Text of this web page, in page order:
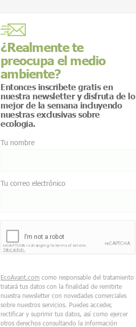
¿Realmente te
preocupa el medio
ambiente?
Entonces inscríbete gratis en
nuestra newsletter y disfruta de lo
mejor de la semana incluyendo
nuestras exclusivas sobre
ecología.
Tu nombre
Tu correo electrónico
EcoAvant.com como responsable del tratamiento
tratará tus datos con la finalidad de remitirte
nuestra newsletter con novedades comerciales
sobre nuestros servicios. Puedes acceder,
rectificar y suprimir tus datos, así como ejercer
otros derechos consultando la información